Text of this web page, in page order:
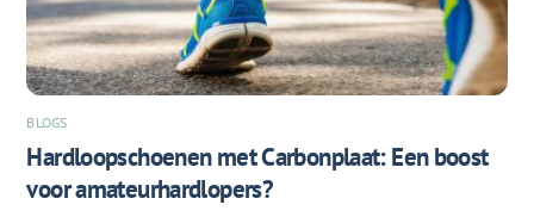
BLOGS
Hardloopschoenen met Carbonplaat: Een boost
voor amateurhardlopers?